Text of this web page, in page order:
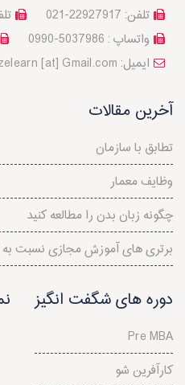
تلفن:
تلفن: 22927917-021
واتساپ : 5037986-0990
a2zelearn [at] Gmail.com :ایمیل
آخرین مقالات
تطابق با سازمان
وظایف معمار
چگونه زبان بدن را مطالعه کنید
برتری های آموزش مجازی نسبت
دوره های شگفت انگیز
Pre MBA
کارآفرین شو